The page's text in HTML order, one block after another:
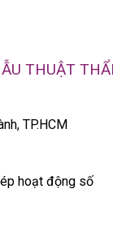
THUẬT
TP.HCM
hoạt động số